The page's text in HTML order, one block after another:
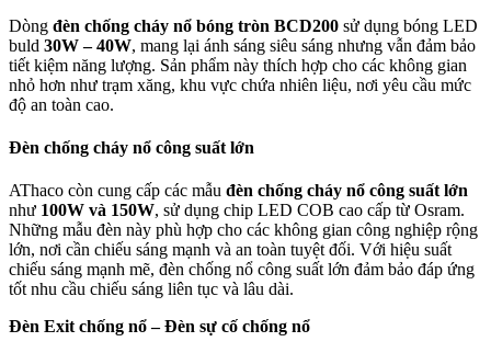
Dòng đèn chống cháy nổ bóng tròn BCD200 sử dụng bóng LED
buld 30W – 40W, mang lại ánh sáng siêu sáng nhưng vẫn đảm bảo
tiết kiệm năng lượng. Sản phẩm này thích hợp cho các không gian
nhỏ hơn như trạm xăng, khu vực chứa nhiên liệu, nơi yêu cầu mức
độ an toàn cao.
Đèn chống cháy nổ công suất lớn
AThaco còn cung cấp các mẫu đèn chống cháy nổ công suất lớn
như 100W và 150W, sử dụng chip LED COB cao cấp từ Osram.
Những mẫu đèn này phù hợp cho các không gian công nghiệp rộng
lớn, nơi cần chiếu sáng mạnh và an toàn tuyệt đối. Với hiệu suất
chiếu sáng mạnh mẽ, đèn chống nổ công suất lớn đảm bảo đáp ứng
tốt nhu cầu chiếu sáng liên tục và lâu dài.
Đèn Exit chống nổ – Đèn sự cố chống nổ